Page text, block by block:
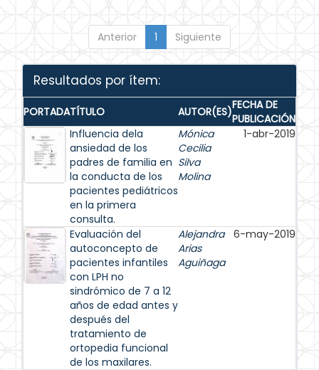
Anterior 1 Siguiente
Resultados por ítem:
PORTADATÍTULO AUTOR(ES)FECHA DE
PUBLICACIÓN
Influencia dela
ansiedad de los
padres de familia en
la conducta de los
pacientes pediátricos
en la primera
consulta.
Mónica
Cecilia
Silva
Molina
1-abr-2019
Evaluación del
autoconcepto de
pacientes infantiles
con LPH no
sindrómico de 7 a 12
años de edad antes y
después del
tratamiento de
ortopedia funcional
de los maxilares.
Alejandra
Arias
Aguiñaga
6-may-2019